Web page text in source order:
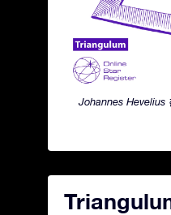
Johannes Hevelius